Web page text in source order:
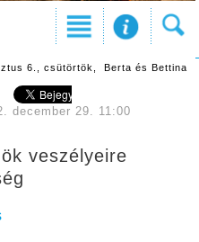
6., csütörtök, Berta és Bettina
december 29. 11:00
veszélyeire